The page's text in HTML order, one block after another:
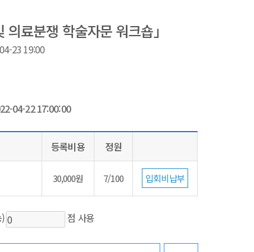
료분쟁 학술자문 워크숍」
23 19:00
04-22 17:00:00
등록비용 정원
30,000원 7/100 입회비납부
점 사용